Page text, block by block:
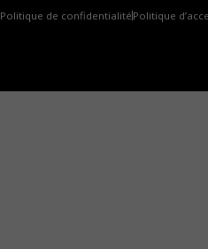
Politique de confidentialité Politique